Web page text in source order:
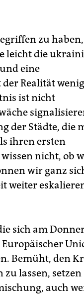
zu haben,
leicht die
eine
Realität
ist nicht
der Städte, die
ihren ersten
nicht, ob
wir ganz
weiter
sich am
Europäischer
Bemüht, den
lassen, setzen
auch